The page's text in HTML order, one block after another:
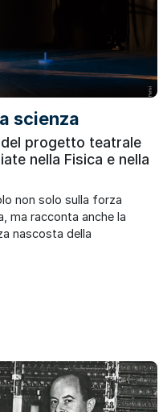
scienza
progetto teatrale
nella Fisica e nella
non solo sulla forza
ma racconta anche la
nascosta della